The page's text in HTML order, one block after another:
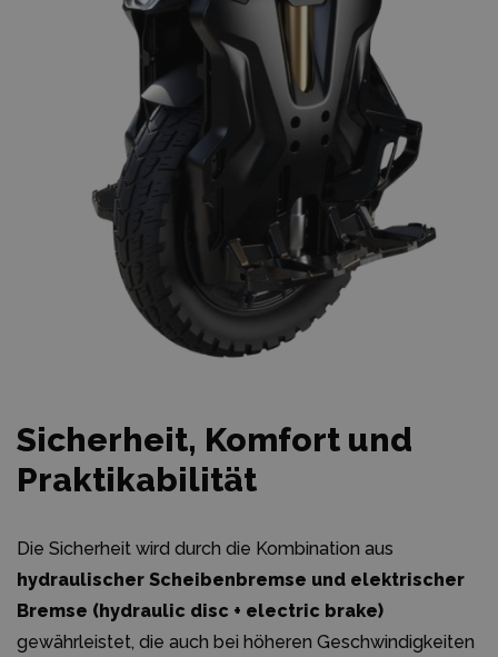
Sicherheit, Komfort und
Praktikabilität
Die Sicherheit wird durch die Kombination aus
hydraulischer Scheibenbremse und elektrischer
Bremse (hydraulic disc + electric brake)
gewährleistet, die auch bei höheren Geschwindigkeiten